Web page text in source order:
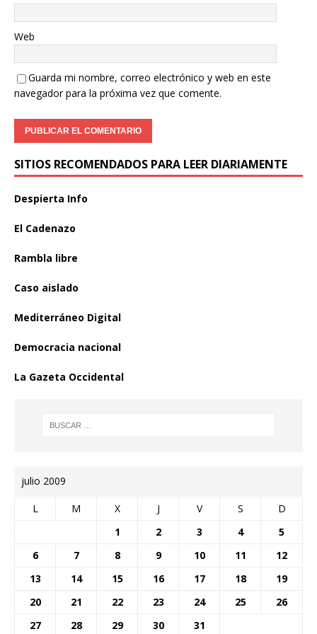
Web
Guarda mi nombre, correo electrónico y web en este
navegador para la próxima vez que comente.
SITIOS RECOMENDADOS PARA LEER DIARIAMENTE
Despierta Info
El Cadenazo
Rambla libre
Caso aislado
Mediterráneo Digital
Democracia nacional
La Gazeta Occidental
julio 2009
L M X J V S
D
1
2 3 4
5
6
7 8 9 10 11
12
13
14 15 16 17 18
19
20
21 22 23 24 25
26
27
28 29 30 31